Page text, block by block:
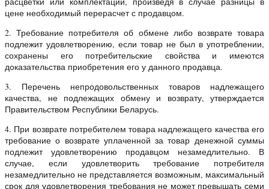
цене необходимый перерасчет с продавцом.
2. Требование потребителя об обмене либо возврате товара
подлежит удовлетворению, если товар не был в употреблении,
сохранены его потребительские свойства и имеются
доказательства приобретения его у данного продавца.
3. Перечень непродовольственных товаров надлежащего
качества, не подлежащих обмену и возврату, утверждается
Правительством Республики Беларусь.
4. При возврате потребителем товара надлежащего качества его
требование о возврате уплаченной за товар денежной суммы
подлежит удовлетворению продавцом незамедлительно. В
случае, если удовлетворить требование потребителя
незамедлительно не представляется возможным, максимальный
срок для удовлетворения требования не может превышать семи